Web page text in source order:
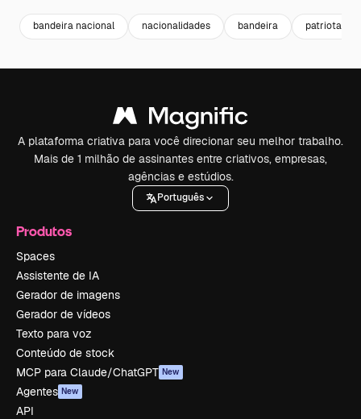
bandeira nacional nacionalidades bandeira patriota
A plataforma criativa para você direcionar seu melhor trabalho.
Mais de 1 milhão de assinantes entre criativos, empresas,
agências e estúdios.
Português
Produtos
Spaces
Assistente de IA
Gerador de imagens
Gerador de vídeos
Texto para voz
Conteúdo de stock
MCP para Claude/ChatGPT New
Agentes New
API